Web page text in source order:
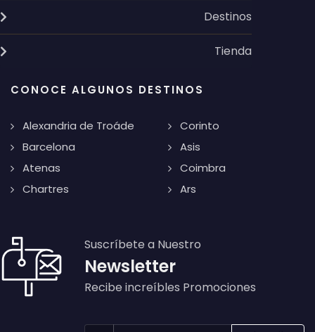
Destinos
Tienda
CONOCE ALGUNOS DESTINOS
Alexandria de Troáde
Barcelona
Atenas
Chartres
Corinto
Asis
Coimbra
Ars
Suscríbete a Nuestro
Newsletter
Recibe increíbles Promociones